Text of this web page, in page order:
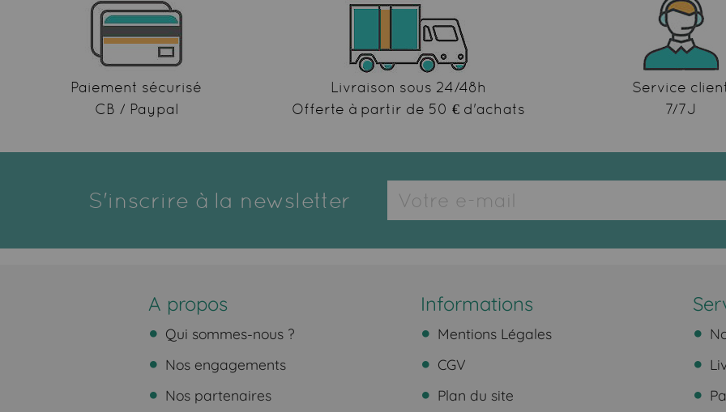
Paiement sécurisé
CB / Paypal
Livraison sous 24/48h
Offerte à partir de 50 € d'achats
Service
7/7J
S'inscrire à la newsletter
A propos
Qui sommes-nous ?
Nos engagements
Nos partenaires
Informations
Mentions Légales
CGV
Plan du site